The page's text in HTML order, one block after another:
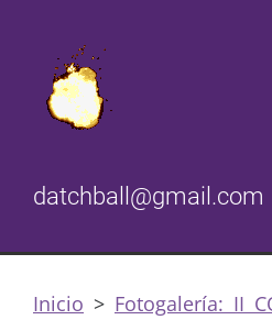
datchball@gmail.com
Inicio > Fotogalería: II